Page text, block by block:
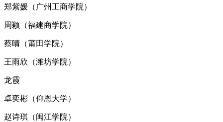
郑紫媛（广州工商学院）
周颖（福建商学院）
蔡晴（莆田学院）
王雨欣（潍坊学院）
龙霞
卓奕彬（仰恩大学）
赵诗琪（闽江学院）